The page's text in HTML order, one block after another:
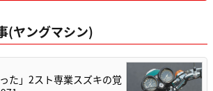
(ヤングマシン)
た」2スト専業スズキの覚